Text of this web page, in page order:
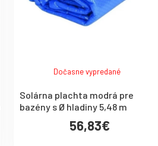
Dočasne vypredané
Solárna plachta modrá pre
bazény s Ø hladiny 5,48 m
56,83€